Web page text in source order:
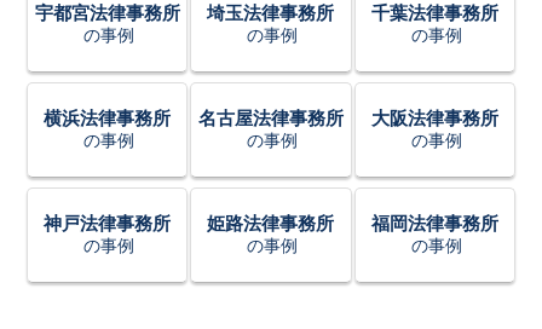
宇都宮法律事務所
の事例
埼玉法律事務所
の事例
千葉法律事務所
の事例
横浜法律事務所
の事例
名古屋法律事務所
の事例
大阪法律事務所
の事例
神戸法律事務所
の事例
姫路法律事務所
の事例
福岡法律事務所
の事例